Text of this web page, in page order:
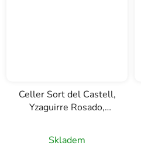
Celler Sort del Castell,
Yzaguirre Rosado,
Skladem